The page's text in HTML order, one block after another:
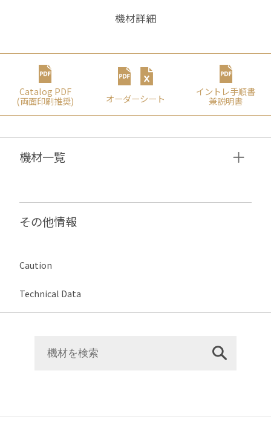
機材詳細
Catalog PDF
(両⾯印刷推奨) オーダーシート
イントレ⼿順書
兼説明書
機材⼀覧
その他情報
Caution
Technical Data